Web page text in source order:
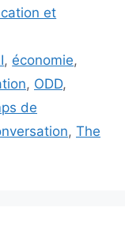
et
, économie,
, ODD,
de
, The